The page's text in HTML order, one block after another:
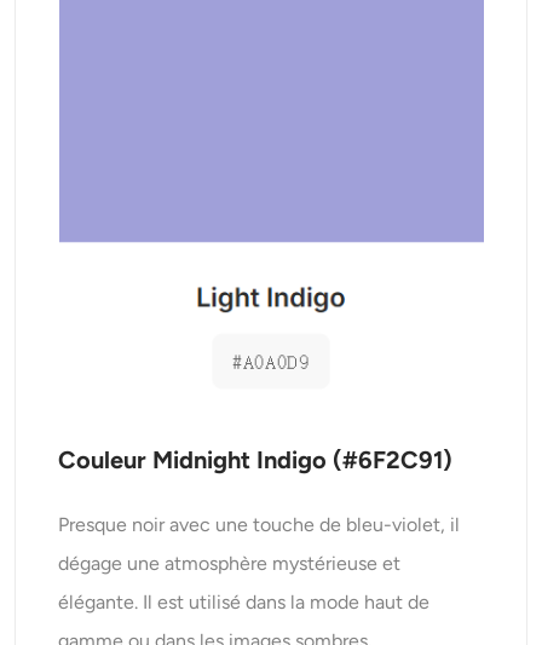
Couleur Midnight Indigo (#6F2C91)
Presque noir avec une touche de bleu-violet, il
dégage une atmosphère mystérieuse et
élégante. Il est utilisé dans la mode haut de